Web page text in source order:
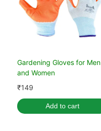
Gardening Gloves for Men
and Women
₹149
Add to cart